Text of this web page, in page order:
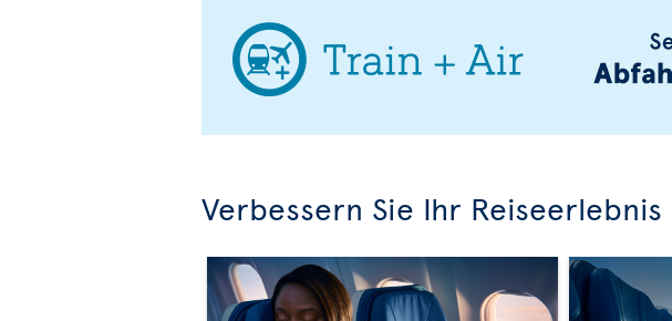
Verbessern Sie Ihr Reiseerlebnis